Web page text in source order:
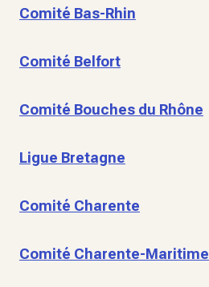
Comité Bas-Rhin
Comité Belfort
Comité Bouches du Rhône
Ligue Bretagne
Comité Charente
Comité Charente-Maritime